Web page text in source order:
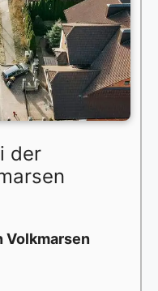
der
Volkmarsen